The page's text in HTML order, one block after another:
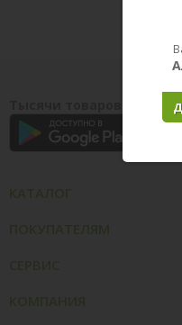
Тысячи товаров у вас